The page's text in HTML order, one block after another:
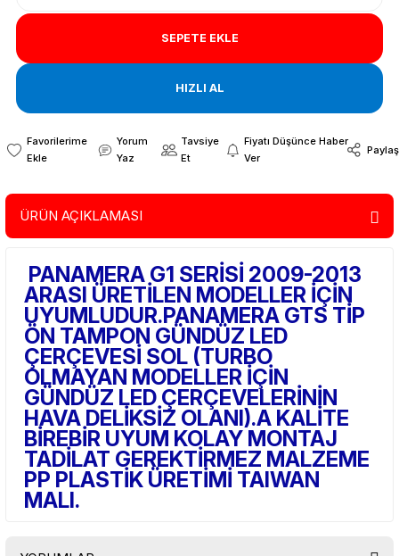
SEPETE EKLE
HIZLI AL
Yorum
Yaz
Tavsiye
Et
Fiyatı Düşünce Haber
Ver
Paylaş
ÜRÜN AÇIKLAMASI
PANAMERA G1 SERİSİ 2009-2013
ARASI ÜRETİLEN MODELLER İÇİN
UYUMLUDUR.PANAMERA GTS TİP
ÖN TAMPON GÜNDÜZ LED
ÇERÇEVESİ SOL (TURBO
OLMAYAN MODELLER İÇİN
GÜNDÜZ LED ÇERÇEVELERİNİN
HAVA DELİKSİZ OLANI).A KALİTE
BİREBİR UYUM KOLAY MONTAJ
TADİLAT GEREKTİRMEZ MALZEME
PP PLASTİK ÜRETİMİ TAIWAN
MALI.